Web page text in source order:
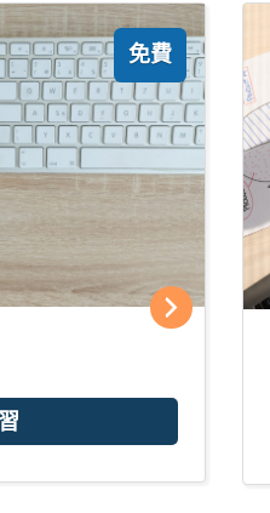
免費